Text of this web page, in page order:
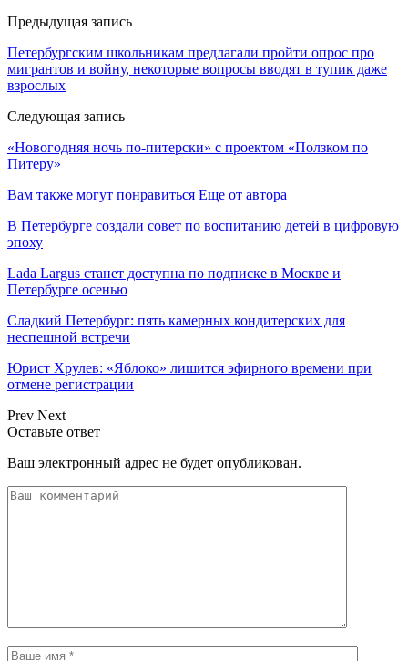
Предыдущая запись
Петербургским школьникам предлагали пройти опрос про
мигрантов и войну, некоторые вопросы вводят в тупик даже
взрослых
Следующая запись
«Новогодняя ночь по-питерски» с проектом «Ползком по
Питеру»
Вам также могут понравиться Еще от автора
В Петербурге создали совет по воспитанию детей в цифровую
эпоху
Lada Largus станет доступна по подписке в Москве и
Петербурге осенью
Сладкий Петербург: пять камерных кондитерских для
неспешной встречи
Юрист Хрулев: «Яблоко» лишится эфирного времени при
отмене регистрации
Prev Next
Оставьте ответ
Ваш электронный адрес не будет опубликован.